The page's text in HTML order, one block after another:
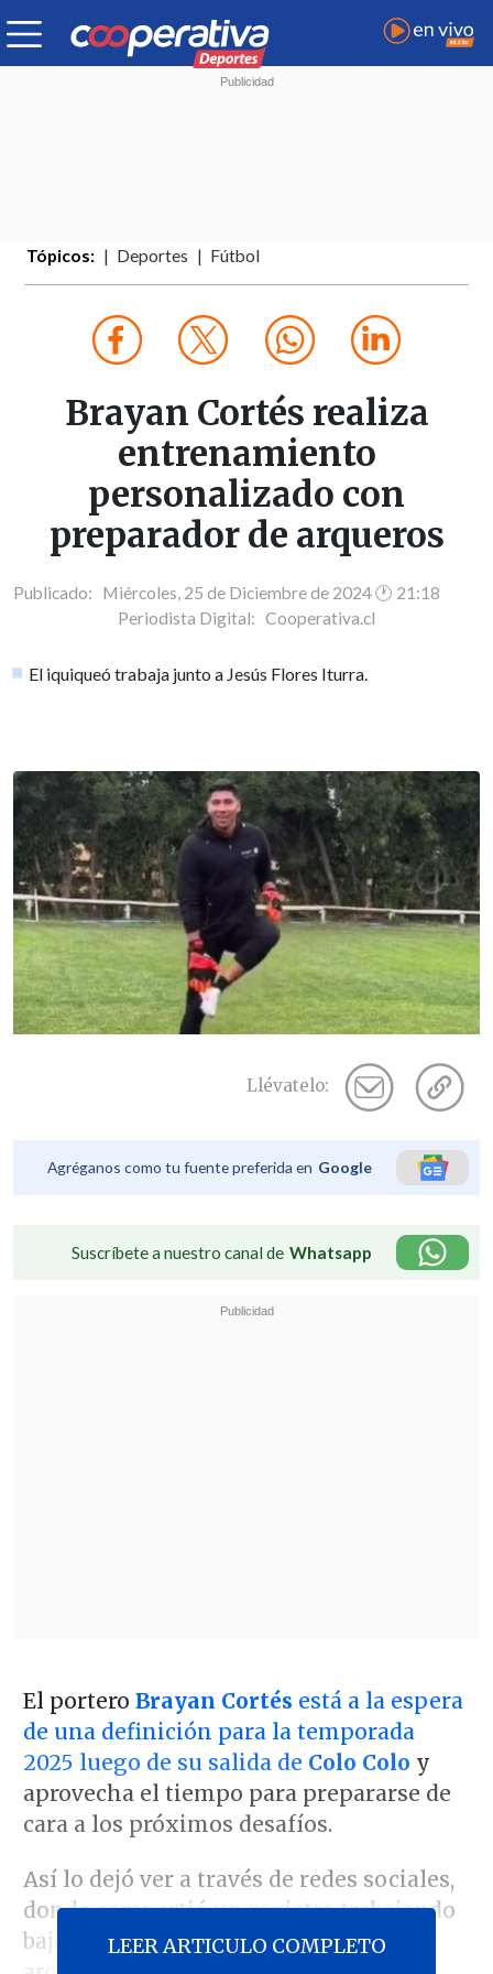
Tópicos: Deportes Fútbol
Brayan Cortés realiza
entrenamiento
personalizado con
preparador de arqueros
Publicado: Miércoles, 25 de Diciembre de 2024 🕐 21:18
Periodista Digital: Cooperativa.cl
El iquiqueó trabaja junto a Jesús Flores Iturra.
Llévatelo:
Agréganos como tu fuente preferida en Google
Suscríbete a nuestro canal de Whatsapp
El portero Brayan Cortés está a la espera
de una definición para la temporada
2025 luego de su salida de Colo Colo y
aprovecha el tiempo para prepararse de
cara a los próximos desafíos.
Así lo dejó ver a través de redes sociales,
donde compartió un registro trabajando
bajo las órdenes del preparador de
LEER ARTICULO COMPLETO